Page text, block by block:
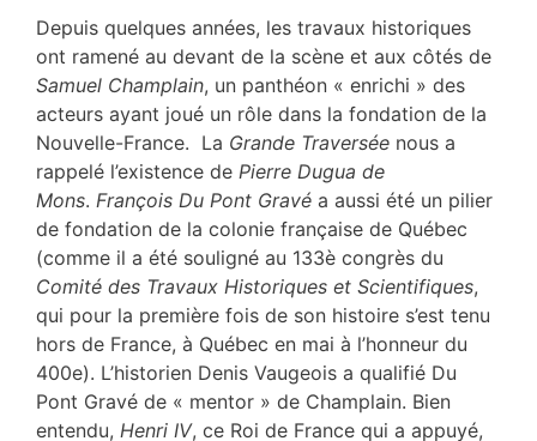
Depuis quelques années, les travaux historiques
ont ramené au devant de la scène et aux côtés de
Samuel Champlain, un panthéon « enrichi » des
acteurs ayant joué un rôle dans la fondation de la
Nouvelle-France. La Grande Traversée nous a
rappelé l’existence de Pierre Dugua de
Mons. François Du Pont Gravé a aussi été un pilier
de fondation de la colonie française de Québec
(comme il a été souligné au 133è congrès du
Comité des Travaux Historiques et Scientifiques,
qui pour la première fois de son histoire s’est tenu
hors de France, à Québec en mai à l’honneur du
400e). L’historien Denis Vaugeois a qualifié Du
Pont Gravé de « mentor » de Champlain. Bien
entendu, Henri IV, ce Roi de France qui a appuyé,